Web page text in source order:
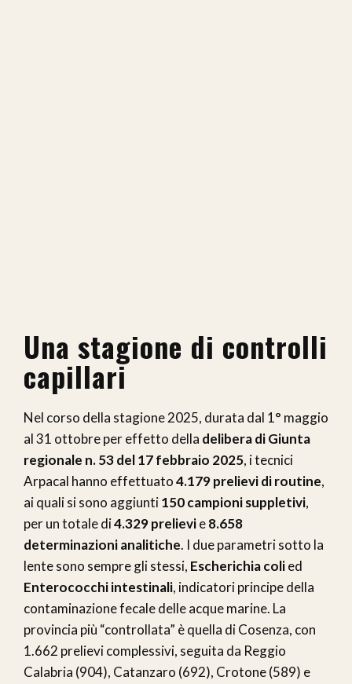
Una stagione di controlli
capillari
Nel corso della stagione 2025, durata dal 1° maggio
al 31 ottobre per effetto della delibera di Giunta
regionale n. 53 del 17 febbraio 2025, i tecnici
Arpacal hanno effettuato4.179 prelievi di routine,
ai quali si sono aggiunti150 campioni suppletivi,
per un totale di4.329 prelievie8.658
determinazioni analitiche. I due parametri sotto la
lente sono sempre gli stessi, Escherichia colied
Enterococchi intestinali, indicatori principe della
contaminazione fecale delle acque marine. La
provincia più “controllata” è quella di Cosenza, con
1.662 prelievi complessivi, seguita da Reggio
Calabria (904), Catanzaro (692), Crotone (589) e